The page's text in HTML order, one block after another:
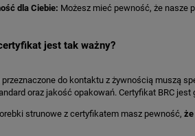
dla Ciebie: Możesz mieć pewność, że nasze
jest tak ważny?
do kontaktu z żywnością muszą
oraz jakość opakowań. Certyfikat BRC
strunowe z certyfikatem masz pewność,